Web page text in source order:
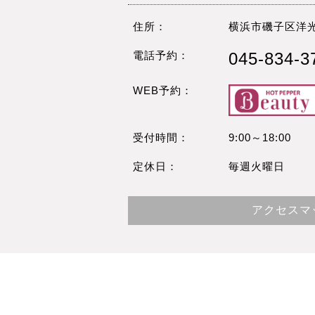
住所： 横浜市磯子区洋
電話予約： 045-834-
WEB予約：
受付時間： 9:00～18:00
定休日： 毎週火曜日
アクセスマ